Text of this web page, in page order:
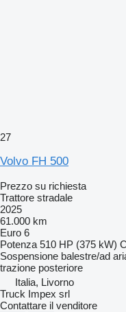
27
Volvo FH 500
Prezzo su richiesta
Trattore stradale
2025
61.000 km
Euro 6
Potenza 510 HP (375 kW)
Sospensione balestre/ad
trazione posteriore
Italia, Livorno
Truck Impex srl
Contattare il venditore